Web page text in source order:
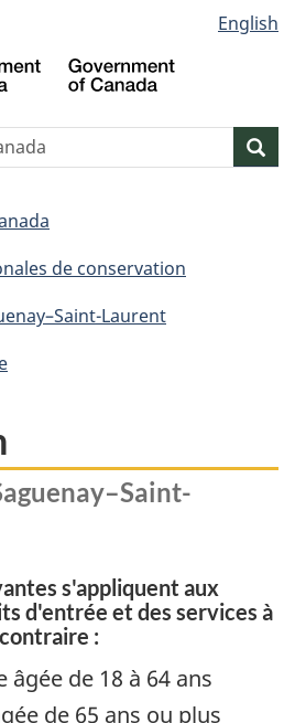
au
contenu
« Au
du
la
HTML
English
de conservation
Laurent
s'appliquent aux
d'entrée et des services à
:
âgée de 18 à 64 ans
de 65 ans ou plus